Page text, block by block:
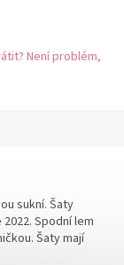
Není problém,
sukní. Šaty
Spodní lem
Šaty mají